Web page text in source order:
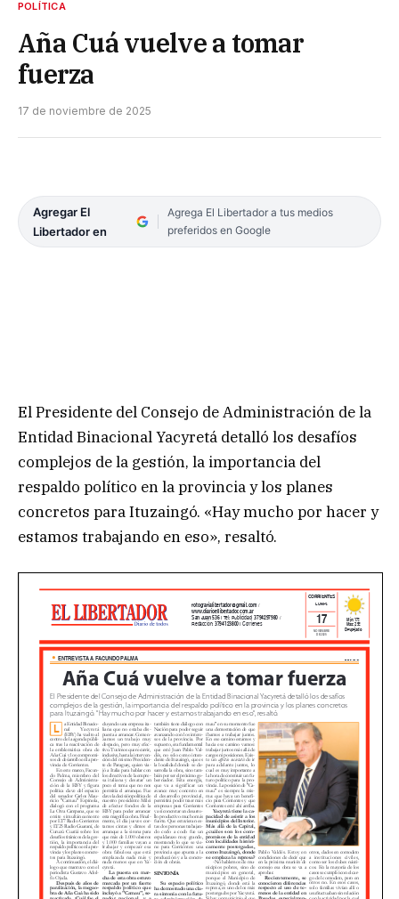
POLÍTICA
Aña Cuá vuelve a tomar
fuerza
17 de noviembre de 2025
Agregar El
Libertador en
Agrega El Libertador a tus medios
preferidos en Google
El Presidente del Consejo de Administración de la
Entidad Binacional Yacyretá detalló los desafíos
complejos de la gestión, la importancia del
respaldo político en la provincia y los planes
concretos para Ituzaingó. «Hay mucho por hacer y
estamos trabajando en eso», resaltó.